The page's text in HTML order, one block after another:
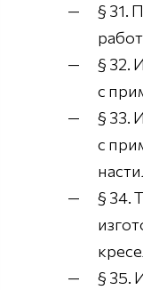
§ 31.
работ
§ 32.
с
§ 33.
с
§ 34.
§ 35.